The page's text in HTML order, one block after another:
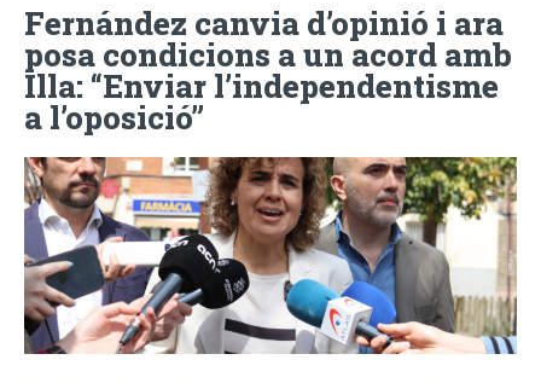
Fernández canvia d’opinió i ara
posa condicions a un acord amb
Illa: “Enviar l’independentisme
a l’oposició”